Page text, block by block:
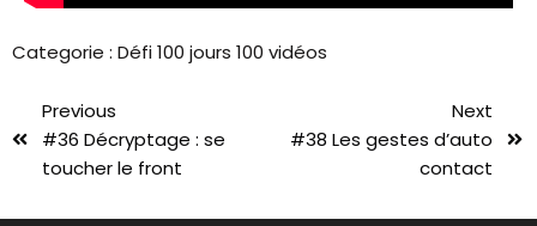
Categorie : Défi 100 jours 100 vidéos
Previous
#36 Décryptage : se
toucher le front
Next
#38 Les gestes d’auto
contact